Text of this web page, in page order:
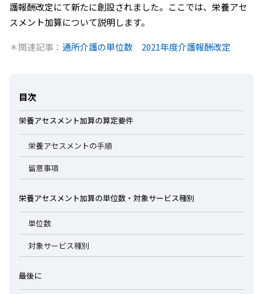
護報酬改定にて新たに創設されました。ここでは、栄養アセ
スメント加算について説明します。
＊関連記事： 通所介護の単位数 2021年度介護報酬改定
目次
栄養アセスメント加算の算定要件
栄養アセスメントの手順
留意事項
栄養アセスメント加算の単位数・対象サービス種別
単位数
対象サービス種別
最後に